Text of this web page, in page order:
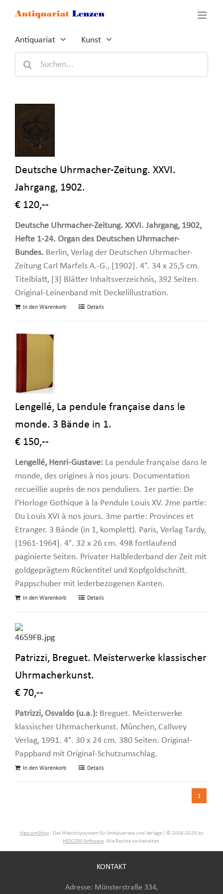
Inhalt
Antiquariat
Kunst
Suche
nach:
Deutsche Uhrmacher-Zeitung. XXVI.
Jahrgang, 1902.
€ 120,--
Deutsche Uhrmacher-Zeitung. XXVI. Jahrgang, 1902,
Hefte 1-24. Organ des Deutschen Uhrmacher-
Bundes. Berlin, Verlag der Deutschen Uhrmacher-
Zeitung Carl Marfels A.-G., [1902]. 4°. 34 x 25,5 cm.
Titelblatt, [3] Blätter Inhaltsverzeichnis, 392 Seiten.
Original-Leinenband mit Deckelillustration.
In den Warenkorb Details
Lengellé, La pendule française dans le
monde. 3 Bände in 1.
€ 150,--
Lengellé, Henri-Gustave: La pendule française dans le
monde, des origines à nos jours. Documentation
recueillie auprès de nos penduliers. 1er partie: De
l’Horloge Gothique à la Pendule Louis XV. 2me partie:
Du Louis XVI à nos jours. 3me partie: Provinces et
Etranger. 3 Bände (in 1, komplett). Paris, Verlag Tardy,
[1961-1964]. 4°. 32 x 26 cm. 498 fortlaufend
paginierte Seiten. Privater Halblederband der Zeit mit
goldgeprägtem Rückentitel und Kopfgoldschnitt.
Pappschuber mit lederbezogenen Kanten.
In den Warenkorb Details
Patrizzi, Breguet. Meisterwerke klassischer
Uhrmacherkunst.
€ 70,--
Patrizzi, Osvaldo (u.a.): Breguet. Meisterwerke
klassischer Uhrmacherkunst. München, Callwey
Verlag, 1991. 4°. 30 x 24 cm. 380 Seiten. Original-
Pappband mit Original-Schutzumschlag.
In den Warenkorb Details
1
HescomShop - Das Webshopsystem für Antiquariate und Verlage | © 2006-2026 by
HESCOM-Software. Alle Rechte vorbehalten.
KONTAKT
Adresse: Münsterstraße 334,